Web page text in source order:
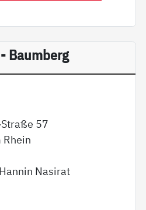
Baumberg
57
Nasirat